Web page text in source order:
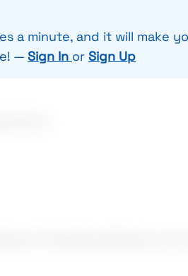
a minute, and it will make
— Sign In or Sign Up